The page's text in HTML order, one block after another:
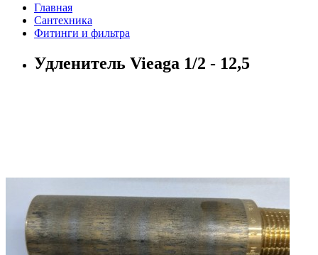
Главная
Сантехника
Фитинги и фильтра
Удленитель Vieaga 1/2 - 12,5